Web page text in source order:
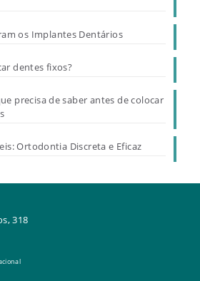
os Implantes Dentários
dentes fixos?
precisa de saber antes de colocar
Ortodontia Discreta e Eficaz
318